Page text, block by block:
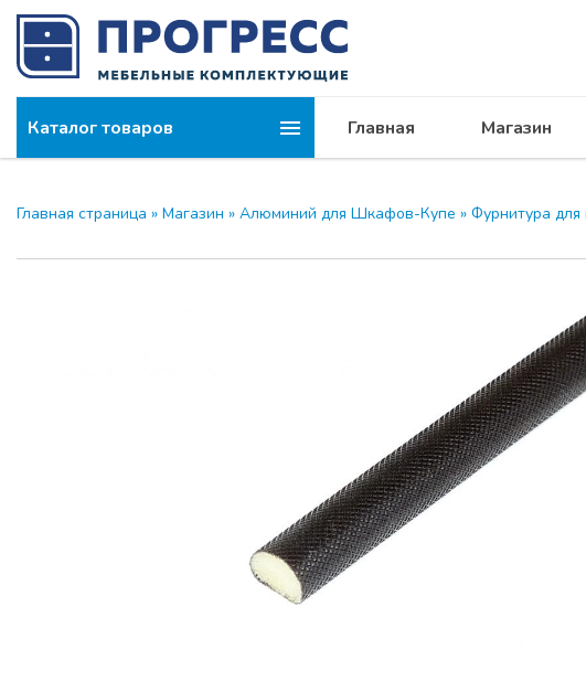
Каталог товаров Главная Магазин
Главная страница » Магазин » Алюминий для Шкафов-Купе » Фурнитура